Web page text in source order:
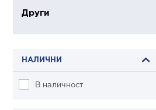
Други
НАЛИЧНИ
В наличност